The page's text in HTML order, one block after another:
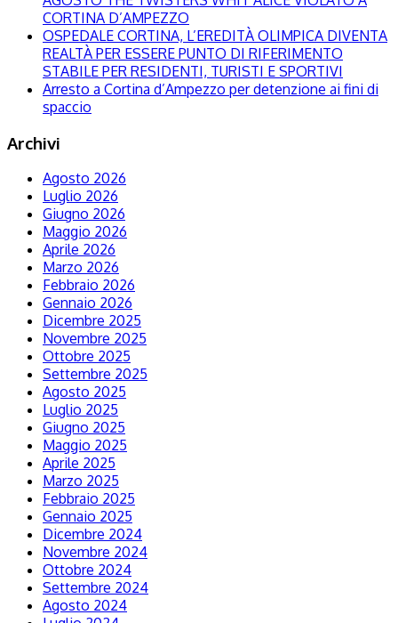
CORTINA D’AMPEZZO
OSPEDALE CORTINA, L’EREDITÀ OLIMPICA DIVENTA
REALTÀ PER ESSERE PUNTO DI RIFERIMENTO
STABILE PER RESIDENTI, TURISTI E SPORTIVI
Arresto a Cortina d’Ampezzo per detenzione ai fini di
spaccio
Archivi
Agosto 2026
Luglio 2026
Giugno 2026
Maggio 2026
Aprile 2026
Marzo 2026
Febbraio 2026
Gennaio 2026
Dicembre 2025
Novembre 2025
Ottobre 2025
Settembre 2025
Agosto 2025
Luglio 2025
Giugno 2025
Maggio 2025
Aprile 2025
Marzo 2025
Febbraio 2025
Gennaio 2025
Dicembre 2024
Novembre 2024
Ottobre 2024
Settembre 2024
Agosto 2024